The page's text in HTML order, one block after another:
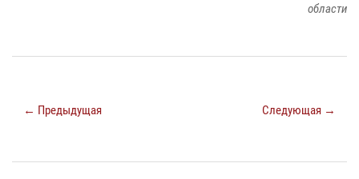
области
← Предыдущая Следующая →